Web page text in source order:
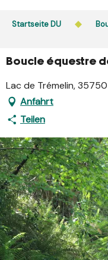
Startseite DU
Boucle équestre
Lac de Trémelin,
Anfahrt
Teilen